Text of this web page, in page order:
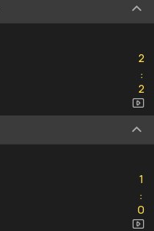
2
:2
2
1
:0
0